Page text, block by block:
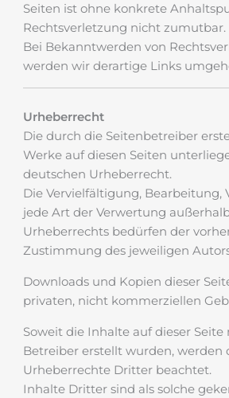
Seiten ist ohne konkrete
Rechtsverletzung nicht zumutbar.
Bei Bekanntwerden von
werden wir derartige Links
Urheberrecht
Die durch die Seitenbetreiber
Werke auf diesen Seiten
deutschen Urheberrecht.
Die Vervielfältigung, Bearbeitung,
jede Art der Verwertung
Urheberrechts bedürfen der
Zustimmung des jeweiligen
Downloads und Kopien dieser
privaten, nicht kommerziellen
Soweit die Inhalte auf dieser Seite
Betreiber erstellt wurden, werden
Urheberrechte Dritter beachtet.
Inhalte Dritter sind als solche